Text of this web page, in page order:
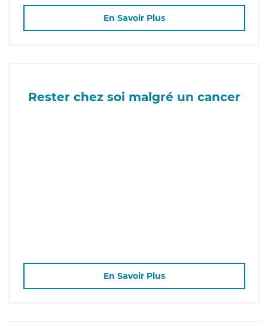
En Savoir Plus
Rester chez soi malgré un cancer
En Savoir Plus